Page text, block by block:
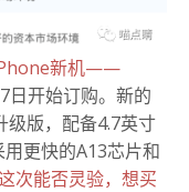
新机——
日开始订购。新的
版，配备4.7英寸
更快的A13芯片和
次能否灵验，想买